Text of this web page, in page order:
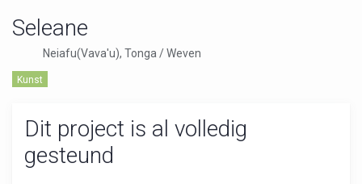
Seleane
Neiafu(Vava'u), Tonga / Weven
Kunst
Dit project is al volledig
gesteund